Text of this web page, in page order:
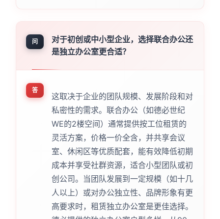
问
对于初创或中小型企业，选择联合办公还
是独立办公室更合适？
答
这取决于企业的团队规模、发展阶段和对
私密性的需求。联合办公（如德必世纪
WE的2楼空间）通常提供按工位租赁的
灵活方案，价格一价全含，并共享会议
室、休闲区等优质配套，能有效降低初期
成本并享受社群资源，适合小型团队或初
创公司。当团队发展到一定规模（如十几
人以上）或对办公独立性、品牌形象有更
高要求时，租赁独立办公室是更佳选择。